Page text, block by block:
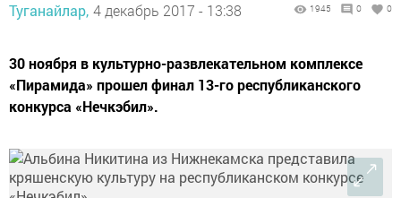
Туганайлар, 4 декабрь 2017 - 13:38 1945 0 0
30 ноября в культурно-развлекательном комплексе
«Пирамида» прошел финал 13-го республиканского
конкурса «Нечкэбил».